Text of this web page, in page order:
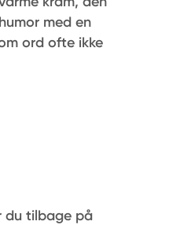
med en
ord ofte ikke
du tilbage på